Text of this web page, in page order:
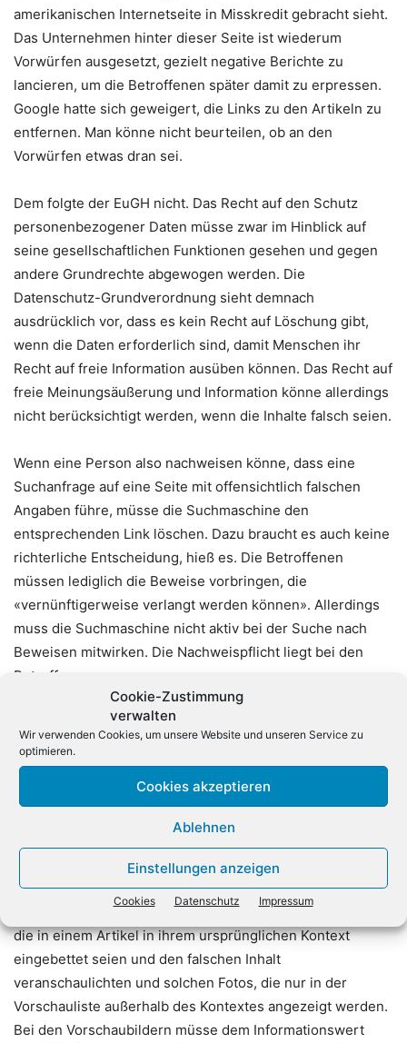
Cookie-Zustimmung
verwalten
Wir verwenden Cookies, um unsere Website und unseren Service zu
optimieren.
Cookies akzeptieren
Ablehnen
Einstellungen anzeigen
Cookies Datenschutz Impressum
amerikanischen Internetseite in Misskredit gebracht sieht.
Das Unternehmen hinter dieser Seite ist wiederum
Vorwürfen ausgesetzt, gezielt negative Berichte zu
lancieren, um die Betroffenen später damit zu erpressen.
Google hatte sich geweigert, die Links zu den Artikeln zu
entfernen. Man könne nicht beurteilen, ob an den
Vorwürfen etwas dran sei.
Dem folgte der EuGH nicht. Das Recht auf den Schutz
personenbezogener Daten müsse zwar im Hinblick auf
seine gesellschaftlichen Funktionen gesehen und gegen
andere Grundrechte abgewogen werden. Die
Datenschutz-Grundverordnung sieht demnach
ausdrücklich vor, dass es kein Recht auf Löschung gibt,
wenn die Daten erforderlich sind, damit Menschen ihr
Recht auf freie Information ausüben können. Das Recht auf
freie Meinungsäußerung und Information könne allerdings
nicht berücksichtigt werden, wenn die Inhalte falsch seien.
Wenn eine Person also nachweisen könne, dass eine
Suchanfrage auf eine Seite mit offensichtlich falschen
Angaben führe, müsse die Suchmaschine den
entsprechenden Link löschen. Dazu braucht es auch keine
richterliche Entscheidung, hieß es. Die Betroffenen
müssen lediglich die Beweise vorbringen, die
«vernünftigerweise verlangt werden können». Allerdings
muss die Suchmaschine nicht aktiv bei der Suche nach
Beweisen mitwirken. Die Nachweispflicht liegt bei den
Betroffenen.
Zu Vorschaubildern, die ebenfalls Teil der Klage sind,
stellte der EuGH klar, dass die Darstellung von Fotos einen
besonders starken Eingriff in das Recht auf Schutz des
Privatlebens und der personenbezogenen Daten
Internetnutzer ihr Recht auf freie Information ausüben
könnten. Hier verlangt der EuGH aber eine differenzierte
Perspektive: Man müsse unterscheiden zwischen Fotos,
die in einem Artikel in ihrem ursprünglichen Kontext
eingebettet seien und den falschen Inhalt
veranschaulichten und solchen Fotos, die nur in der
Vorschauliste außerhalb des Kontextes angezeigt werden.
Bei den Vorschaubildern müsse dem Informationswert